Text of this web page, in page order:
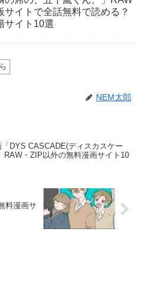
サイトで全話無料で読める？
サイト10選
NEM太郎
「DYS CASCADE(ディスカスケー
RAW・ZIP以外の無料漫画サイト10
料漫画サ